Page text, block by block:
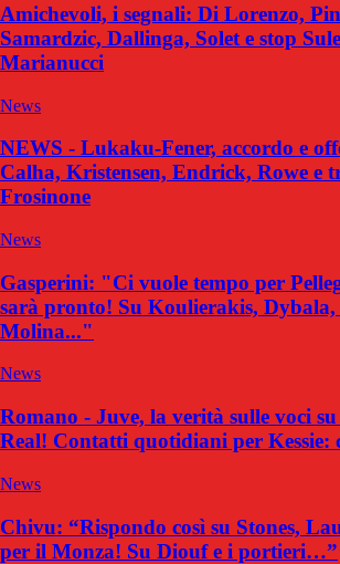
Amichevoli, i segnali: Di Lorenzo,
Samardzic, Dallinga, Solet e stop
Marianucci
News
NEWS - Lukaku-Fener, accordo e
Calha, Kristensen, Endrick, Rowe e
Frosinone
News
Gasperini: "Ci vuole tempo per
sarà pronto! Su Koulierakis, Dybala,
Molina..."
News
Romano - Juve, la verità sulle voci
Real! Contatti quotidiani per Kessie:
News
Chivu: “Rispondo così su Stones,
per il Monza! Su Diouf e i portieri…”